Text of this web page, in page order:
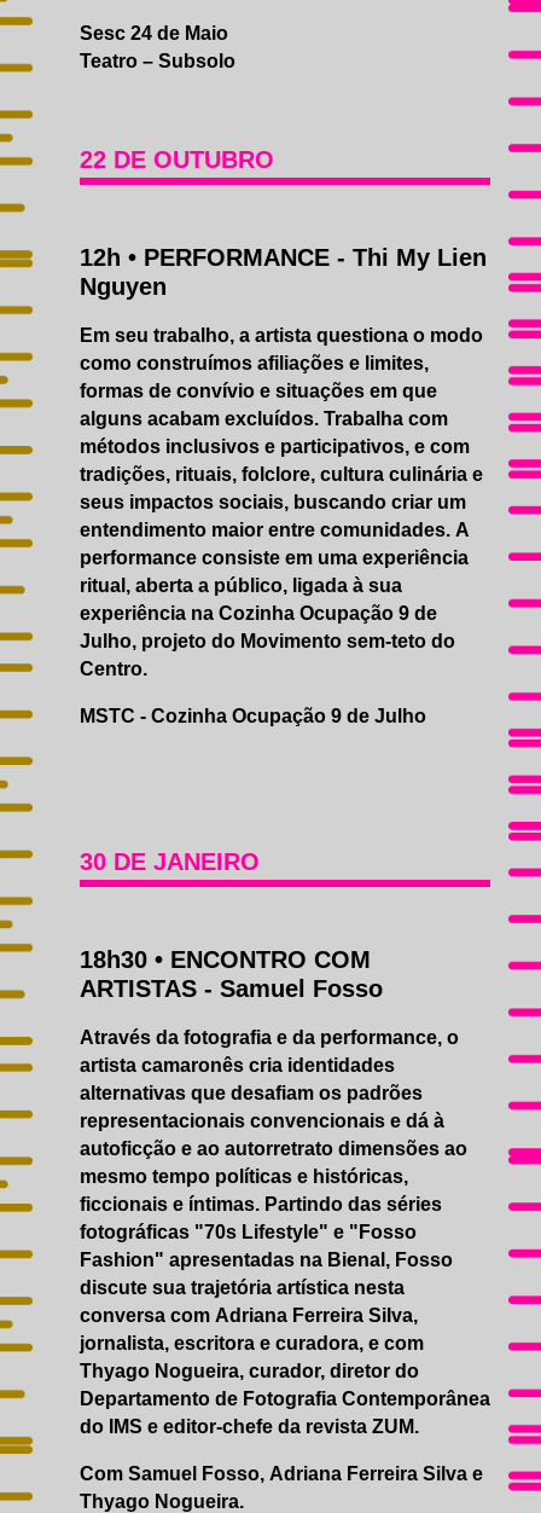
Sesc 24 de Maio
Teatro – Subsolo
22 DE OUTUBRO
12h • PERFORMANCE - Thi My Lien
Nguyen
Em seu trabalho, a artista questiona o modo
como construímos afiliações e limites,
formas de convívio e situações em que
alguns acabam excluídos. Trabalha com
métodos inclusivos e participativos, e com
tradições, rituais, folclore, cultura culinária e
seus impactos sociais, buscando criar um
entendimento maior entre comunidades. A
performance consiste em uma experiência
ritual, aberta a público, ligada à sua
experiência na Cozinha Ocupação 9 de
Julho, projeto do Movimento sem-teto do
Centro.
MSTC - Cozinha Ocupação 9 de Julho
30 DE JANEIRO
18h30 • ENCONTRO COM
ARTISTAS - Samuel Fosso
Através da fotografia e da performance, o
artista camaronês cria identidades
alternativas que desafiam os padrões
representacionais convencionais e dá à
autoficção e ao autorretrato dimensões ao
mesmo tempo políticas e históricas,
ficcionais e íntimas. Partindo das séries
fotográficas "70s Lifestyle" e "Fosso
Fashion" apresentadas na Bienal, Fosso
discute sua trajetória artística nesta
conversa com Adriana Ferreira Silva,
jornalista, escritora e curadora, e com
Thyago Nogueira, curador, diretor do
Departamento de Fotografia Contemporânea
do IMS e editor-chefe da revista ZUM.
Com Samuel Fosso, Adriana Ferreira Silva e
Thyago Nogueira.